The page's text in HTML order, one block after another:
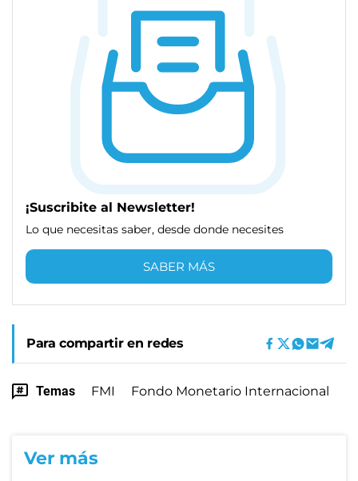
¡Suscribite al Newsletter!
Lo que necesitas saber, desde donde necesites
SABER MÁS
Para compartir en redes
Temas FMI Fondo Monetario Internacional
Ver más